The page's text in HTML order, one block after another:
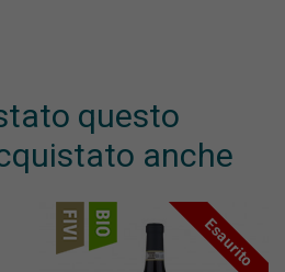
questo
anche
Esaurito